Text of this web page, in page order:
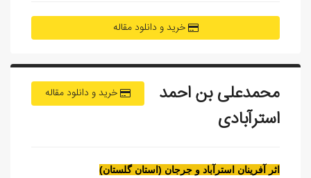
خرید و دانلود مقاله
خرید و دانلود مقاله
محمدعلی بن احمد
استرآبادی
اثر آفرينان استرآباد و جرجان (استان گلستان)